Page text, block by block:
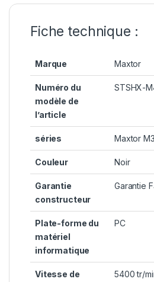
Fiche technique :
Marque Maxtor
Numéro du
modèle de
l’article
STSHX-
séries Maxtor M3
Couleur Noir
Garantie
constructeur
Garantie
Plate-forme du
matériel
informatique
PC
Vitesse de
5400 tr/